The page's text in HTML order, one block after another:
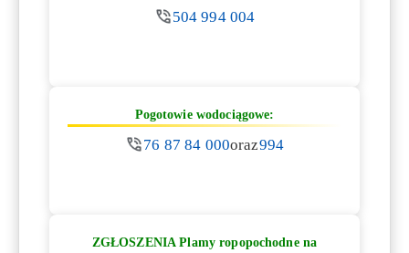
504 994 004
Pogotowie wodociągowe:
76 87 84 000oraz994
ZGŁOSZENIA Plamy ropopochodne na